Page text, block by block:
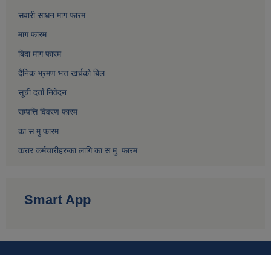
सवारी साधन माग फारम
माग फारम
बिदा माग फारम
दैनिक भ्रमण भत्त खर्चको बिल
सूची दर्ता निवेदन
सम्पत्ति विवरण फारम
का.स.मु फारम
करार कर्मचारीहरुका लागि का.स.मु. फारम
Smart App